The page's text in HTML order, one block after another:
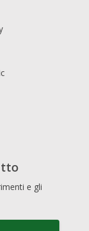
e gli